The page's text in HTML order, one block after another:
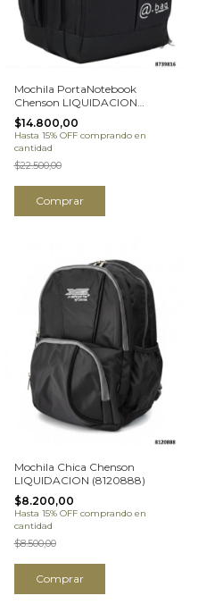
Mochila PortaNotebook
Chenson LIQUIDACION
(8739816)
$14.800,00
Hasta 15% OFF comprando en
cantidad
$22.500,00
Comprar
Mochila Chica Chenson
LIQUIDACION (8120888)
$8.200,00
Hasta 15% OFF comprando en
cantidad
$8.500,00
Comprar